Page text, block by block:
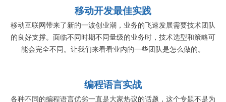
移动开发最佳实践
移动互联网带来了新的一波创业潮，业务的飞速发展需要技术团队
的良好支撑。面临不同时期不同量级的业务时，技术选型和策略可
能会完全不同。让我们来看看业内的一些团队是怎么做的。
编程语言实战
各种不同的编程语言优劣一直是大家热议的话题，这个专题不是为